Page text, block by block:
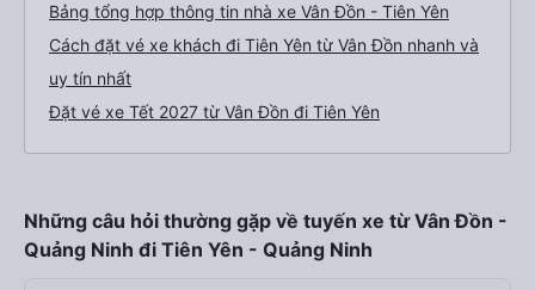
Bảng tổng hợp thông tin nhà xe Vân Đồn - Tiên Yên
Cách đặt vé xe khách đi Tiên Yên từ Vân Đồn nhanh và
uy tín nhất
Đặt vé xe Tết 2027 từ Vân Đồn đi Tiên Yên
Những câu hỏi thường gặp về tuyến xe từ Vân Đồn -
Quảng Ninh đi Tiên Yên - Quảng Ninh